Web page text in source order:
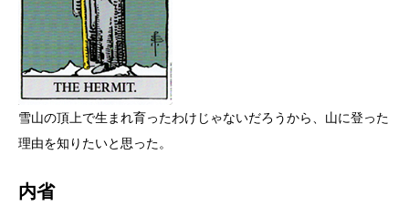
雪山の頂上で生まれ育ったわけじゃないだろうから、山に登った
理由を知りたいと思った。
内省